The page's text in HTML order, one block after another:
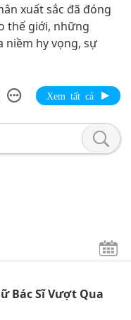
xuất sắc đã đóng
thế giới, những
niềm hy vọng, sự
Xem tất cả
Bác Sĩ Vượt Qua